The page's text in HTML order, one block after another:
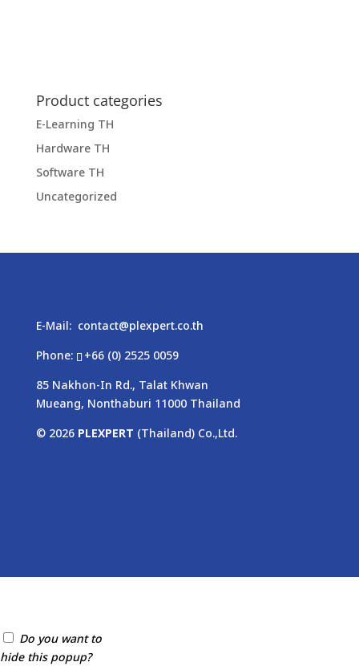
Product categories
E-Learning TH
Hardware TH
Software TH
Uncategorized
E-Mail: contact@plexpert.co.th
Phone:
+66 (0) 2525 0059
85 Nakhon-In Rd., Talat Khwan
Mueang, Nonthaburi 11000 Thailand
© 2026 PLEXPERT (Thailand) Co.,Ltd.
Do you want to
hide this popup?